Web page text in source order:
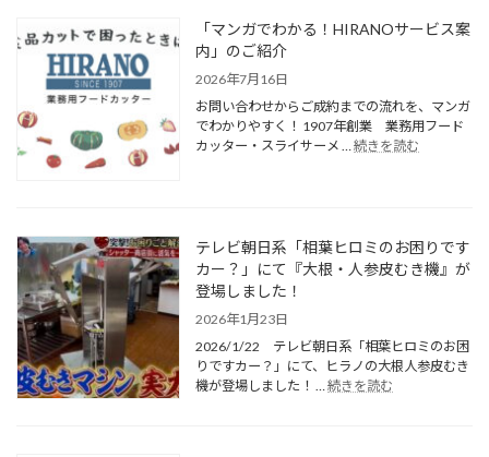
「マンガでわかる！HIRANOサービス案
内」のご紹介
2026年7月16日
お問い合わせからご成約までの流れを、マンガ
でわかりやすく！ 1907年創業 業務用フード
カッター・スライサーメ … 続きを読む
テレビ朝日系「相葉ヒロミのお困りです
カー？」にて『大根・人参皮むき機』が
登場しました！
2026年1月23日
2026/1/22 テレビ朝日系「相葉ヒロミのお困
りですカー？」にて、ヒラノの大根人参皮むき
機が登場しました！ … 続きを読む